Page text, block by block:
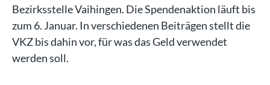
Bezirksstelle Vaihingen. Die Spendenaktion läuft bis
zum 6. Januar. In verschiedenen Beiträgen stellt die
VKZ bis dahin vor, für was das Geld verwendet
werden soll.